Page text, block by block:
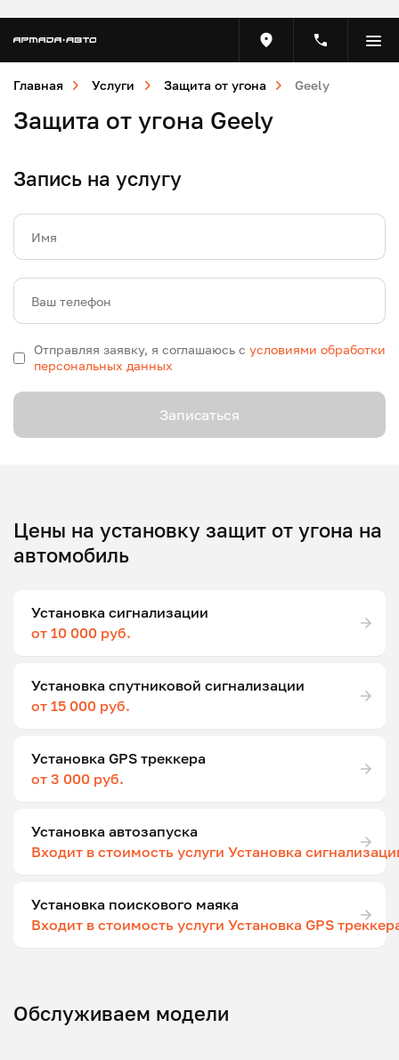
Главная Услуги Защита от угона Geely
Защита от угона Geely
Запись на услугу
Имя
Ваш телефон
Отправляя заявку, я соглашаюсь с условиями обработки
персональных данных
Записаться
Цены на установку защит от угона на
автомобиль
Установка сигнализации
от 10 000 руб.
Установка спутниковой сигнализации
от 15 000 руб.
Установка GPS треккера
от 3 000 руб.
Установка автозапуска
Входит в стоимость услуги Установка
Установка поискового маяка
Входит в стоимость услуги Установка GPS
Обслуживаем модели